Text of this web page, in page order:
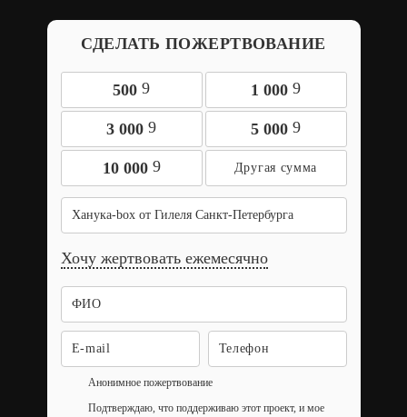
СДЕЛАТЬ ПОЖЕРТВОВАНИЕ
500 9 1 000 9
3 000 9 5 000 9
10 000 9
Ханука-box от Гилеля Санкт-Петербурга
Хочу жертвовать ежемесячно
Анонимное пожертвование
Подтверждаю, что поддерживаю этот проект, и мое